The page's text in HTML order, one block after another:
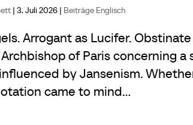
|3. Juli 2026 | Beiträge Englisch
Arrogant as Lucifer.
of Paris concerning
by Jansenism.
came to mind...